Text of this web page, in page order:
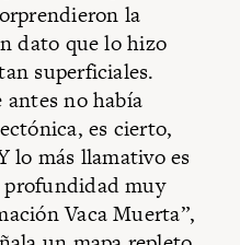
la
dato que lo hizo
superficiales.
antes no había
es cierto,
lo más llamativo es
profundidad muy
Vaca Muerta”,